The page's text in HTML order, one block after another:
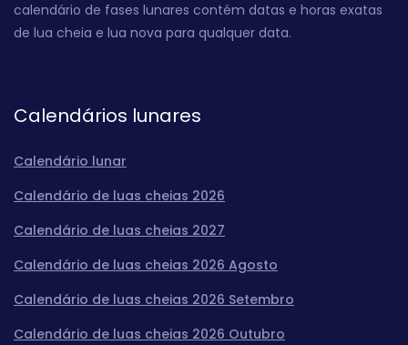
calendário de fases lunares contém datas e horas exatas
de lua cheia e lua nova para qualquer data.
Calendários lunares
Calendário lunar
Calendário de luas cheias 2026
Calendário de luas cheias 2027
Calendário de luas cheias 2026 Agosto
Calendário de luas cheias 2026 Setembro
Calendário de luas cheias 2026 Outubro